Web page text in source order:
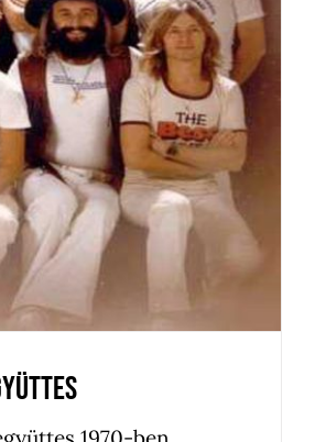
együttes
Kedvenceink News Újdonságok